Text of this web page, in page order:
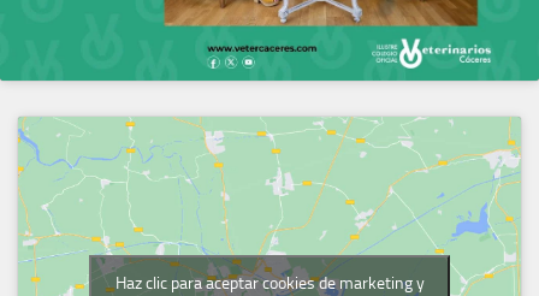
Haz clic para aceptar cookies de marketing y